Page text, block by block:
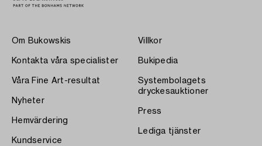
Om Bukowskis
Kontakta våra specialister
Våra Fine Art-resultat
Nyheter
Hemvärdering
Kundservice
Villkor
Bukipedia
Systembolagets
dryckesauktioner
Press
Lediga tjänster